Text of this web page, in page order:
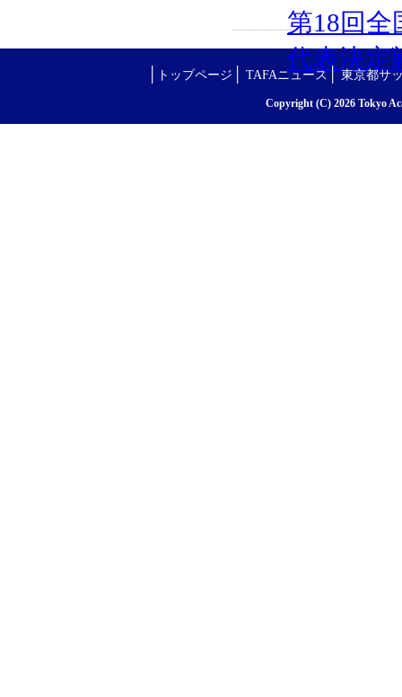
第18回全
代表決定
トップページ TAFAニュース│ 東京都サ
Copyright (C) 2026 Tokyo